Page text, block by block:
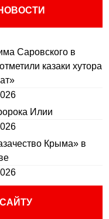
Саровского в
казаки хутора
Илии
Крыма» в